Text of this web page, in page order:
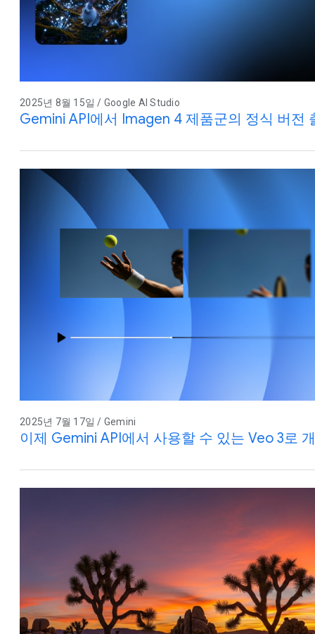
2025년 8월 15일 / Google AI Studio
Gemini API에서 Imagen 4 제품군의 정식 버전
2025년 7월 17일 / Gemini
이제 Gemini API에서 사용할 수 있는 Veo 3로